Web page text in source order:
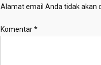
Alamat email Anda tidak akan
Komentar*